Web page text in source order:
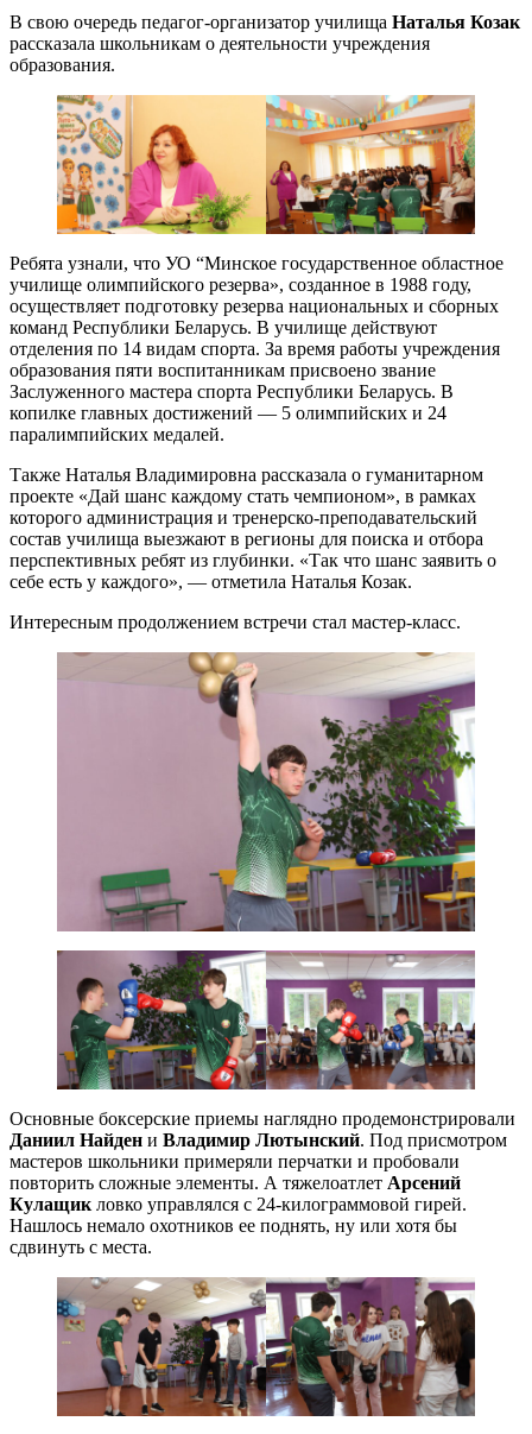
В свою очередь педагог-организатор училища Наталья Козак
рассказала школьникам о деятельности учреждения
образования.
Ребята узнали, что УО “Минское государственное областное
училище олимпийского резерва», созданное в 1988 году,
осуществляет подготовку резерва национальных и сборных
команд Республики Беларусь. В училище действуют
отделения по 14 видам спорта. За время работы учреждения
образования пяти воспитанникам присвоено звание
Заслуженного мастера спорта Республики Беларусь. В
копилке главных достижений — 5 олимпийских и 24
паралимпийских медалей.
Также Наталья Владимировна рассказала о гуманитарном
проекте «Дай шанс каждому стать чемпионом», в рамках
которого администрация и тренерско-преподавательский
состав училища выезжают в регионы для поиска и отбора
перспективных ребят из глубинки. «Так что шанс заявить о
себе есть у каждого», — отметила Наталья Козак.
Интересным продолжением встречи стал мастер-класс.
Основные боксерские приемы наглядно продемонстрировали
Даниил Найден и Владимир Лютынский. Под присмотром
мастеров школьники примеряли перчатки и пробовали
повторить сложные элементы. А тяжелоатлет Арсений
Кулащик ловко управлялся с 24-килограммовой гирей.
Нашлось немало охотников ее поднять, ну или хотя бы
сдвинуть с места.